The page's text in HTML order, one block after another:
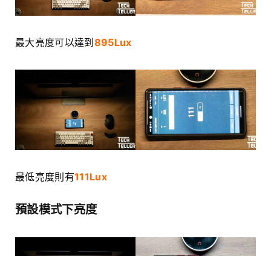
最大亮度可以達到 895Lux
最低亮度則有111Lux
預設模式下亮度